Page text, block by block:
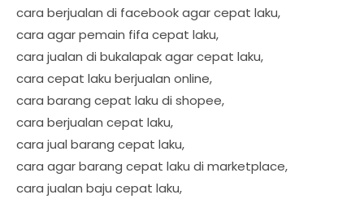
cara berjualan di facebook agar cepat laku,
cara agar pemain fifa cepat laku,
cara jualan di bukalapak agar cepat laku,
cara cepat laku berjualan online,
cara barang cepat laku di shopee,
cara berjualan cepat laku,
cara jual barang cepat laku,
cara agar barang cepat laku di marketplace,
cara jualan baju cepat laku,